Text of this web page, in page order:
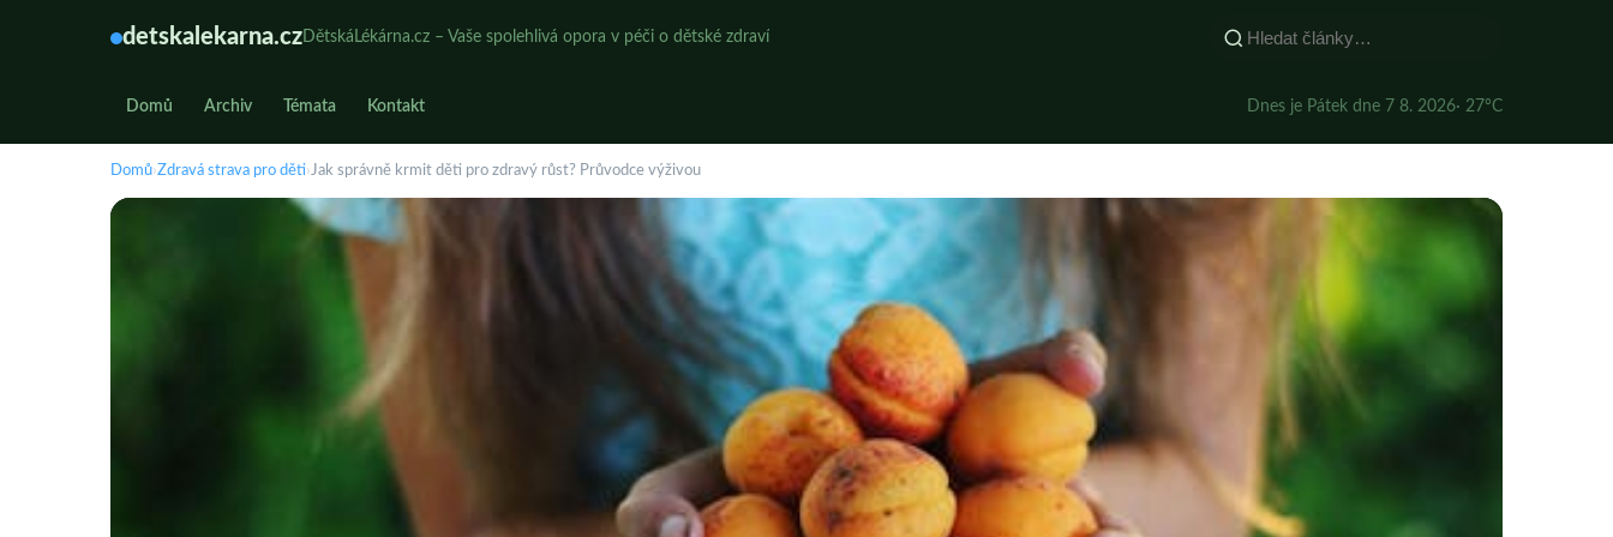
detskalekarna.czDětskáLékárna.cz – Vaše spolehlivá opora v péči o dětské zdraví
Domů Archiv Témata Kontakt Dnes je Pátek dne 7 8. 2026· 27°C
Domů›Zdravá strava pro děti›Jak správně krmit děti pro zdravý růst? Průvodce výživou